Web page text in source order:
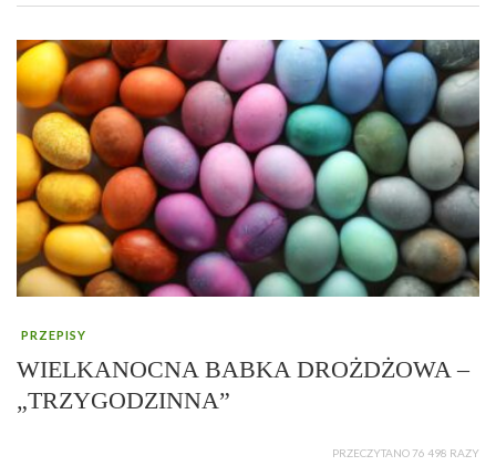
PRZEPISY
WIELKANOCNA BABKA DROŻDŻOWA –
„TRZYGODZINNA”
PRZECZYTANO 76 498 RAZY